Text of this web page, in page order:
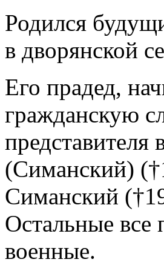
Родился
в дворянской
Его прадед,
гражданскую
представителя
(Симанский)
Симанский
Остальные все
военные.